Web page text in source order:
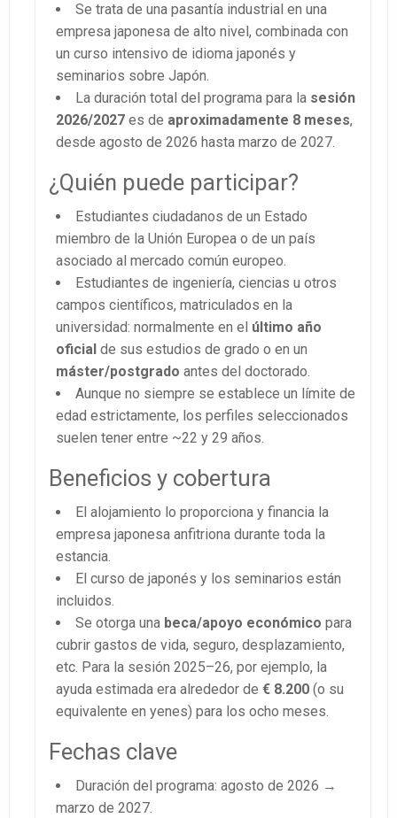
Se trata de una pasantía industrial en una
empresa japonesa de alto nivel, combinada con
un curso intensivo de idioma japonés y
seminarios sobre Japón.
La duración total del programa para la sesión
2026/2027 es de aproximadamente 8 meses,
desde agosto de 2026 hasta marzo de 2027.
¿Quién puede participar?
Estudiantes ciudadanos de un Estado
miembro de la Unión Europea o de un país
asociado al mercado común europeo.
Estudiantes de ingeniería, ciencias u otros
campos científicos, matriculados en la
universidad: normalmente en el último año
oficial de sus estudios de grado o en un
máster/postgrado antes del doctorado.
Aunque no siempre se establece un límite de
edad estrictamente, los perfiles seleccionados
suelen tener entre ~22 y 29 años.
Beneficios y cobertura
El alojamiento lo proporciona y financia la
empresa japonesa anfitriona durante toda la
estancia.
El curso de japonés y los seminarios están
incluidos.
Se otorga una beca/apoyo económico para
cubrir gastos de vida, seguro, desplazamiento,
etc. Para la sesión 2025–26, por ejemplo, la
ayuda estimada era alrededor de € 8.200 (o su
equivalente en yenes) para los ocho meses.
Fechas clave
Duración del programa: agosto de 2026 →
marzo de 2027.